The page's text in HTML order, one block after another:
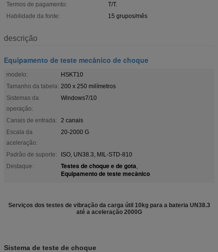
Termos de pagamento:
T/T.
Habilidade da fonte:
15 grupos/mês
descrição
Equipamento de teste mecânico de choque
modelo:
HSKT10
Tamanho da tabela: 200 x 250 milímetros
Sistemas da
operação:
Windows7/10
Canais de entrada:
2 canais
Escala da
aceleração:
20-2000 G
Padrão de suporte:
ISO, UN38.3, MIL-STD-810
Destaque:
Testes de choque e de gota,
Equipamento de teste mecânico
Serviços dos testes de vibração da carga útil 10kg para a bateria UN38.3
até a aceleração 2000G
Sistema de teste de choque